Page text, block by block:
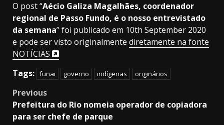
O post “Aécio Galiza Magalhães, coordenador
regional de Passo Fundo, é o nosso entrevistado
da semana” foi publicado em 10th September 2020
e pode ser visto originalmente diretamente na fonte
NOTÍCIAS
Tags: funai governo indígenas originários
Post
navigation
Previous
Prefeitura do Rio nomeia operador de copiadora
para ser chefe de parque